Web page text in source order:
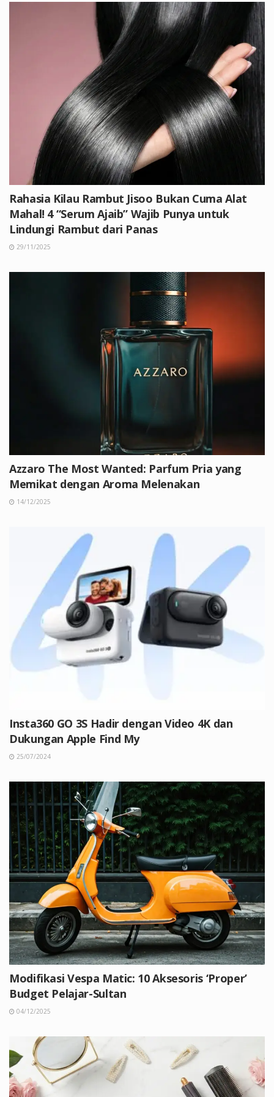
Rahasia Kilau Rambut Jisoo Bukan Cuma Alat
Mahal! 4 “Serum Ajaib” Wajib Punya untuk
Lindungi Rambut dari Panas
29/11/2025
Azzaro The Most Wanted: Parfum Pria yang
Memikat dengan Aroma Melenakan
14/12/2025
Insta360 GO 3S Hadir dengan Video 4K dan
Dukungan Apple Find My
25/07/2024
Modifikasi Vespa Matic: 10 Aksesoris ‘Proper’
Budget Pelajar-Sultan
04/12/2025